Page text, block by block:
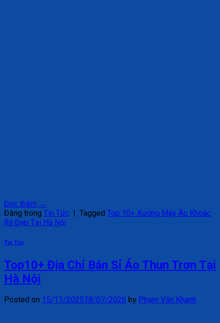
Đọc thêm →
Đăng trong Tin Tức | Tagged Top 10+ Xưởng May Áo Khoác
Rẻ Đẹp Tại Hà Nội
Tin Tức
Top10+ Địa Chỉ Bán Sỉ Áo Thun Trơn Tại
Hà Nội
Posted on 15/11/202518/07/2026 by Phạm Văn Khanh